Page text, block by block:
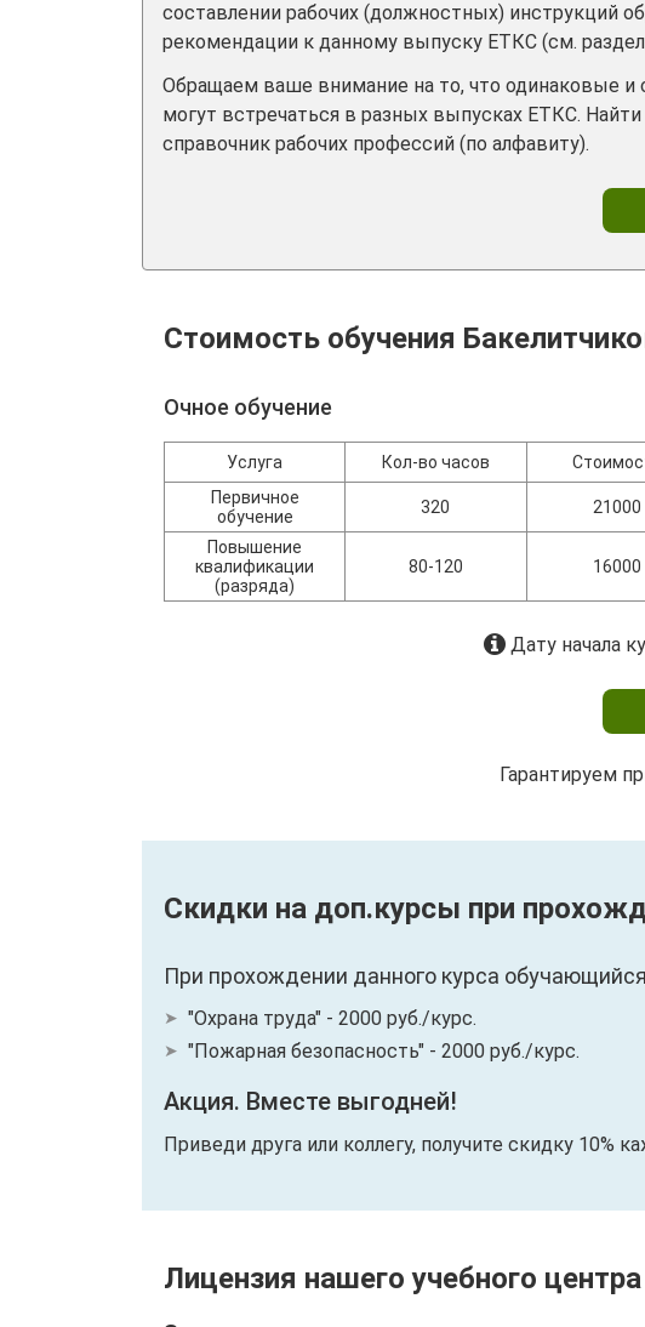
составлении рабочих (должностных) инструкций
рекомендации к данному выпуску ЕТКС (см.
Обращаем ваше внимание на то, что одинаковые и
могут встречаться в разных выпусках ЕТКС.
справочник рабочих профессий (по алфавиту).
Стоимость обучения
Очное обучение
Услуга Кол-во часов
Первичное
обучение
320 21000
Повышение
квалификации
(разряда)
80-120 16000
Дату начала
Гарантируем
Скидки на доп.курсы при
При прохождении данного курса
"Охрана труда" - 2000 руб./курс.
"Пожарная безопасность" - 2000 руб./курс.
Акция. Вместе выгодней!
Приведи друга или коллегу, получите скидку 10%
Лицензия нашего учебного центра